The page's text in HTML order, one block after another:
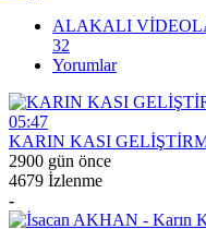
ALAKALI
32
Yorumlar
05:47
KARIN KASI
2900 gün önce
4679 İzlenme
-